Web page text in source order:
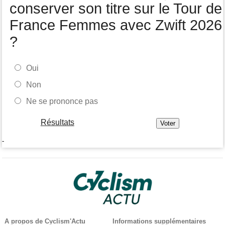
conserver son titre sur le Tour de
France Femmes avec Zwift 2026
?
Oui
Non
Ne se prononce pas
Résultats
-
A propos de Cyclism'Actu Informations supplémentaires